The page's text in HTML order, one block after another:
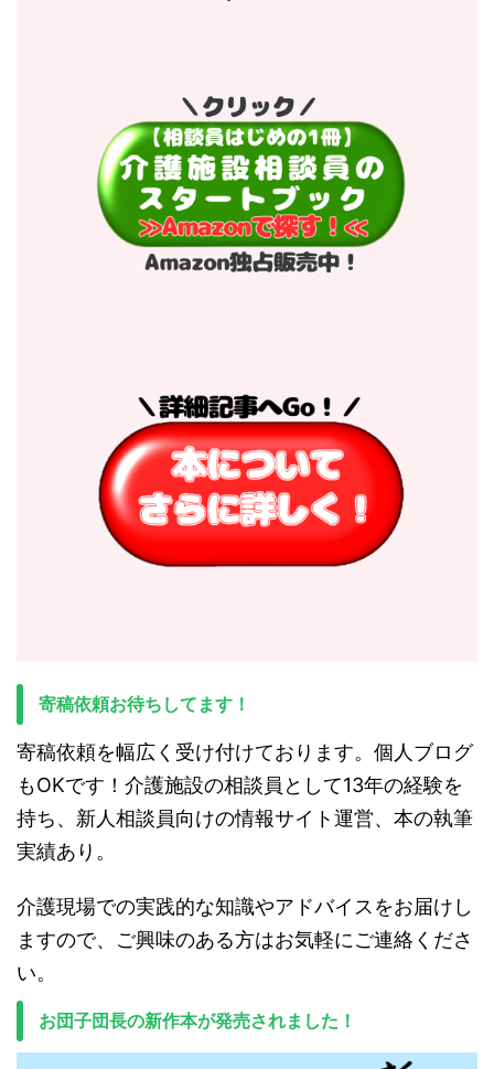
寄稿依頼お待ちしてます！
寄稿依頼を幅広く受け付けております。個人ブログ
もOKです！介護施設の相談員として13年の経験を
持ち、新人相談員向けの情報サイト運営、本の執筆
実績あり。
介護現場での実践的な知識やアドバイスをお届けし
ますので、ご興味のある方はお気軽にご連絡くださ
い。
お団子団長の新作本が発売されました！